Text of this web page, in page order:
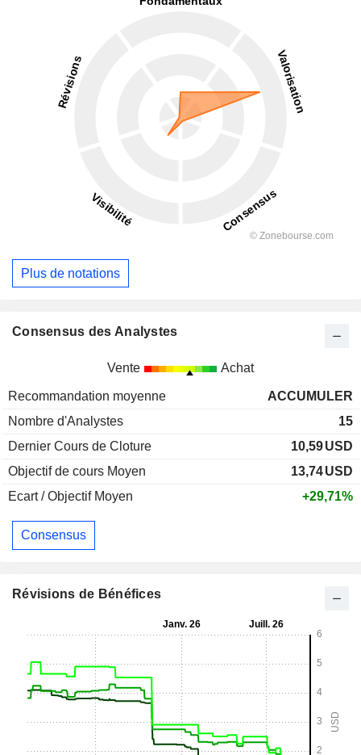
Plus de notations
Consensus des Analystes
Vente Achat
Recommandation moyenne
ACCUMULER
Nombre d'Analystes
15
Dernier Cours de Cloture
10,59USD
Objectif de cours Moyen
13,74USD
Ecart / Objectif Moyen
+29,71%
Consensus
Révisions de Bénéfices